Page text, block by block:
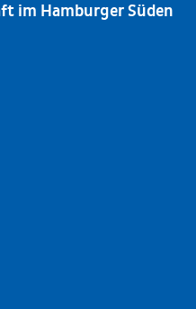
im Hamburger Süden